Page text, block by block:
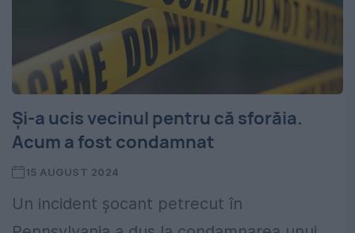
Și-a ucis vecinul pentru că sforăia.
Acum a fost condamnat
15 AUGUST 2024
Un incident șocant petrecut în